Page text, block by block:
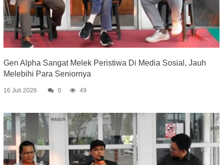
Gen Alpha Sangat Melek Peristiwa Di Media Sosial, Jauh
Melebihi Para Seniornya
16 Juli 2026 0 49